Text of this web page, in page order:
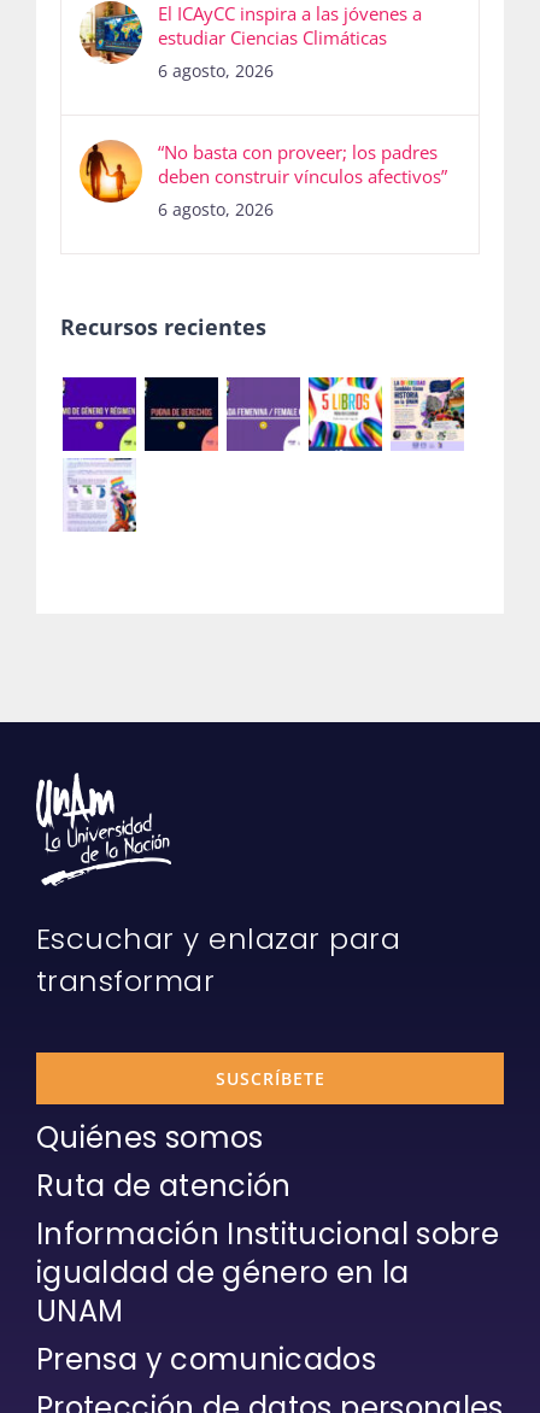
El ICAyCC inspira a las jóvenes a
estudiar Ciencias Climáticas
6 agosto, 2026
“No basta con proveer; los padres
deben construir vínculos afectivos”
6 agosto, 2026
Recursos recientes
Escuchar y enlazar para
transformar
SUSCRÍBETE
Quiénes somos
Ruta de atención
Información Institucional sobre
igualdad de género en la
UNAM
Prensa y comunicados